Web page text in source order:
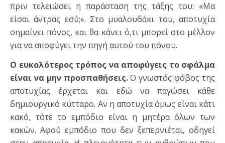
πριν τελειώσει η παράσταση της τάξης του: «Μα
είσαι άντρας εσύ;». Στο μυαλουδάκι του, αποτυχία
σημαίνει πόνος, και θα κάνει ό,τι μπορεί στο μέλλον
για να αποφύγει την πηγή αυτού του πόνου.
Ο ευκολότερος τρόπος να αποφύγεις το σφάλμα
είναι να μην προσπαθήσεις.Ο γνωστός φόβος της
αποτυχίας έρχεται και εδώ να παγώσει κάθε
δημιουργικό κύτταρο. Αν η αποτυχία όμως είναι κάτι
κακό, τότε το εμπόδιο είναι η μητέρα όλων των
κακών. Αφού εμπόδιο που δεν ξεπερνιέται, οδηγεί